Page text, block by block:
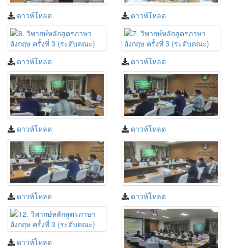
ดาวห์โหลด ดาวห์โหลด
ดาวห์โหลด ดาวห์โหลด
ดาวห์โหลด ดาวห์โหลด
ดาวห์โหลด ดาวห์โหลด
ดาวห์โหลด